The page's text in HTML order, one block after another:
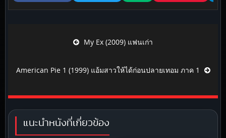
My Ex (2009) แฟนเก่า
American Pie 1 (1999) แอ้มสาวให้ได้ก่อนปลายเทอม ภาค 1
แนะนำหนังที่เกี่ยวข้อง